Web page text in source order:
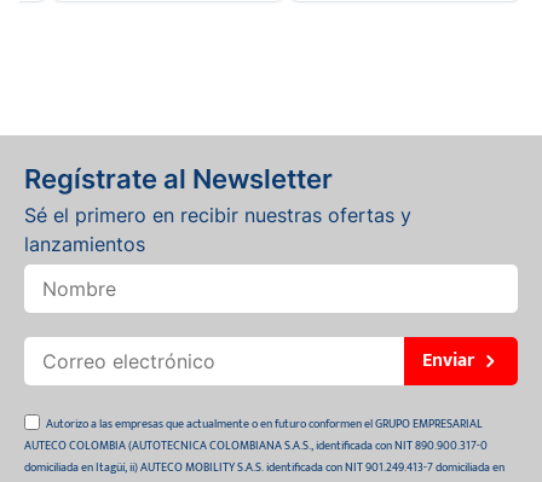
Regístrate al Newsletter
Sé el primero en recibir nuestras ofertas y
lanzamientos
Enviar
Autorizo a las empresas que actualmente o en futuro conformen el GRUPO EMPRESARIAL
AUTECO COLOMBIA (AUTOTECNICA COLOMBIANA S.A.S., identificada con NIT 890.900.317-0
domiciliada en Itagüí, ii) AUTECO MOBILITY S.A.S. identificada con NIT 901.249.413-7 domiciliada en